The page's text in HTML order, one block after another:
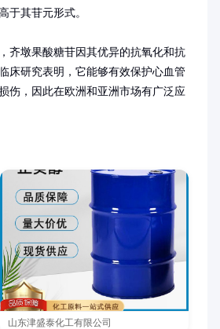
于其苷元形式。
齐墩果酸糖苷因其优异的抗氧化和抗
床研究表明，它能够有效保护心血管
伤，因此在欧洲和亚洲市场有广泛应
山东津盛泰化工有限公司